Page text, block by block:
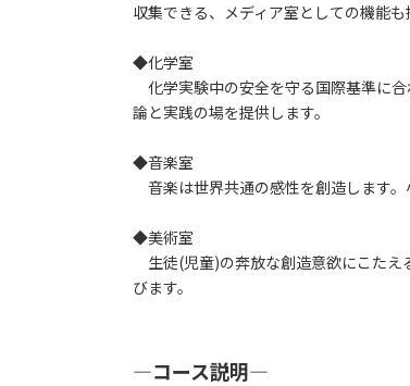
収集できる、メディア室としての機能も
◆化学室
化学実験中の安全を守る国際基準に
論と実践の場を提供します。
◆音楽室
音楽は世界共通の感性を創造します。
◆美術室
生徒(児童)の奔放な創造意欲にこたえ
びます。
―コース説明―